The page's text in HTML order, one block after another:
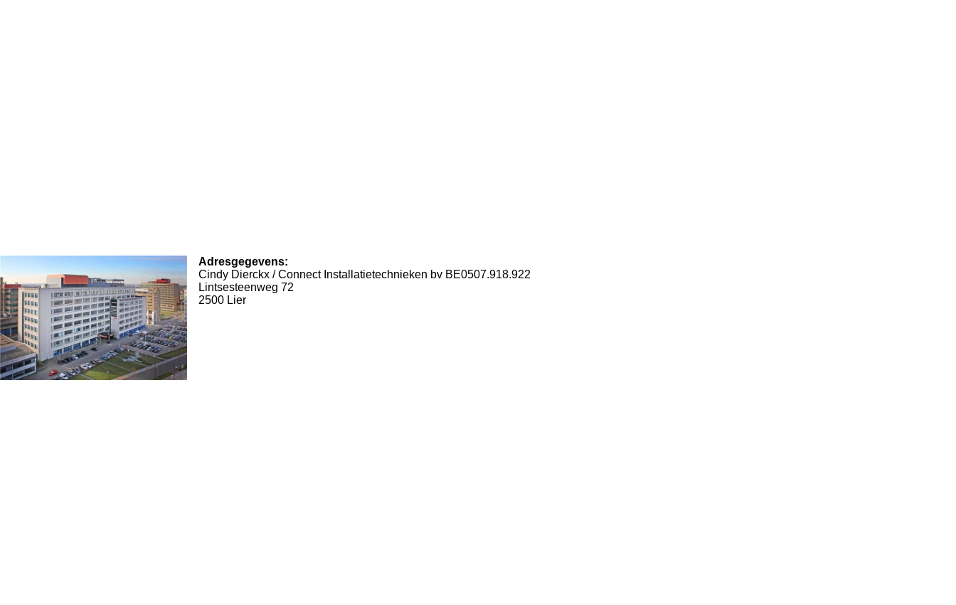
Adresgegevens:
Cindy Dierckx / Connect Installatietechnieken bv BE0507.918.922
Lintsesteenweg 72
2500 Lier